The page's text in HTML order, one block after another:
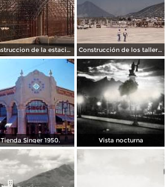
Construccion de la estacion cuauhtemoc Construcción de los talleres del metro
Tienda Singer 1950. Vista nocturna